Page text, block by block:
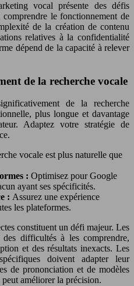
vocal présente des défis
le fonctionnement de
de la création de contenu
relatives à la confidentialité
dépend de la capacité à relever
de la recherche vocale
de la recherche
plus longue et davantage
Adaptez votre stratégie de
vocale est plus naturelle que
: Optimisez pour Google
ayant ses spécificités.
: Assurez une expérience
les plateformes.
constituent un défi majeur. Les
difficultés à les comprendre,
et des résultats inexacts. Les
doivent adapter leur
de prononciation et de modèles
peut améliorer la précision.